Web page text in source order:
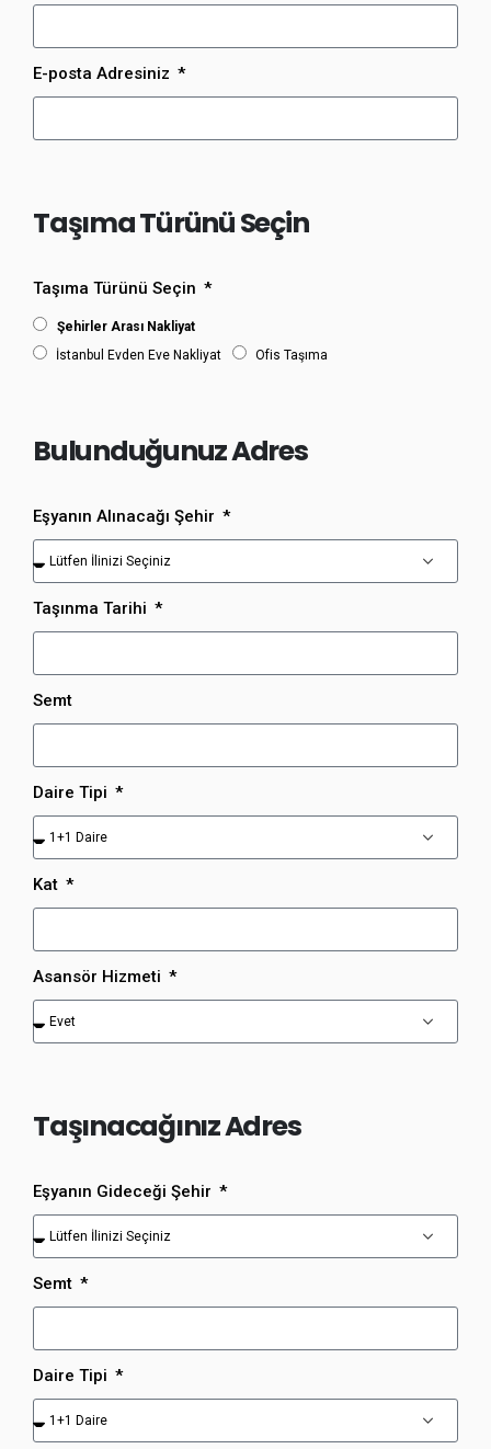
E-posta Adresiniz
Taşıma Türünü Seçin
Taşıma Türünü Seçin
Şehirler Arası Nakliyat
İstanbul Evden Eve Nakliyat
Ofis Taşıma
Bulunduğunuz Adres
Eşyanın Alınacağı Şehir
Taşınma Tarihi
Semt
Daire Tipi
Kat
Asansör Hizmeti
Taşınacağınız Adres
Eşyanın Gideceği Şehir
Semt
Daire Tipi